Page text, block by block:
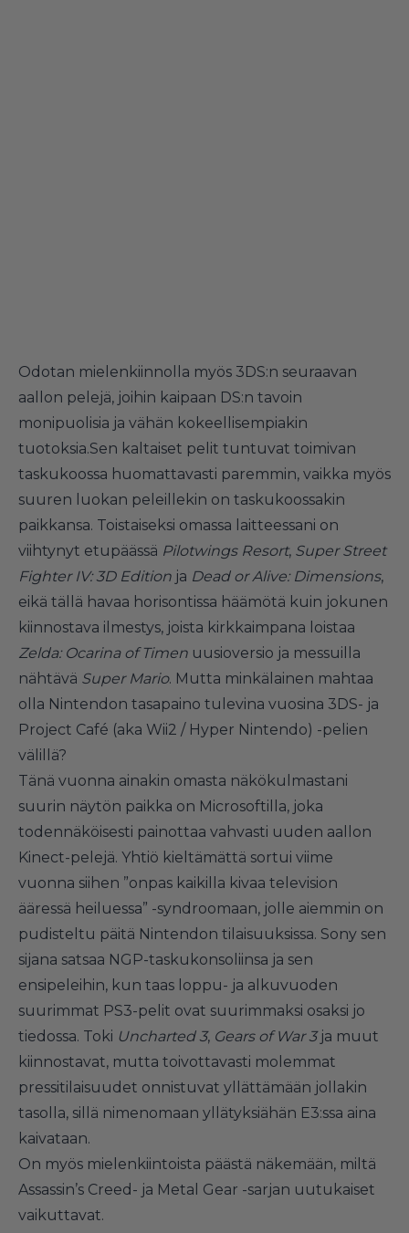
Odotan mielenkiinnolla myös 3DS:n seuraavan
aallon pelejä, joihin kaipaan DS:n tavoin
monipuolisia ja vähän kokeellisempiakin
tuotoksia.Sen kaltaiset pelit tuntuvat toimivan
taskukoossa huomattavasti paremmin, vaikka myös
suuren luokan peleillekin on taskukoossakin
paikkansa. Toistaiseksi omassa laitteessani on
viihtynyt etupäässä Pilotwings Resort, Super Street
Fighter IV: 3D Edition ja Dead or Alive: Dimensions,
eikä tällä havaa horisontissa häämötä kuin jokunen
kiinnostava ilmestys, joista kirkkaimpana loistaa
Zelda: Ocarina of Timen uusioversio ja messuilla
nähtävä Super Mario. Mutta minkälainen mahtaa
olla Nintendon tasapaino tulevina vuosina 3DS- ja
Project Café (aka Wii2 / Hyper Nintendo) -pelien
välillä?
Tänä vuonna ainakin omasta näkökulmastani
suurin näytön paikka on Microsoftilla, joka
todennäköisesti painottaa vahvasti uuden aallon
Kinect-pelejä. Yhtiö kieltämättä sortui viime
vuonna siihen ”onpas kaikilla kivaa television
ääressä heiluessa” -syndroomaan, jolle aiemmin on
pudisteltu päitä Nintendon tilaisuuksissa. Sony sen
sijana satsaa NGP-taskukonsoliinsa ja sen
ensipeleihin, kun taas loppu- ja alkuvuoden
suurimmat PS3-pelit ovat suurimmaksi osaksi jo
tiedossa. Toki Uncharted 3, Gears of War 3ja muut
kiinnostavat, mutta toivottavasti molemmat
pressitilaisuudet onnistuvat yllättämään jollakin
tasolla, sillä nimenomaan yllätyksiähän E3:ssa aina
kaivataan.
On myös mielenkiintoista päästä näkemään, miltä
Assassin’s Creed- ja Metal Gear -sarjan uutukaiset
vaikuttavat.